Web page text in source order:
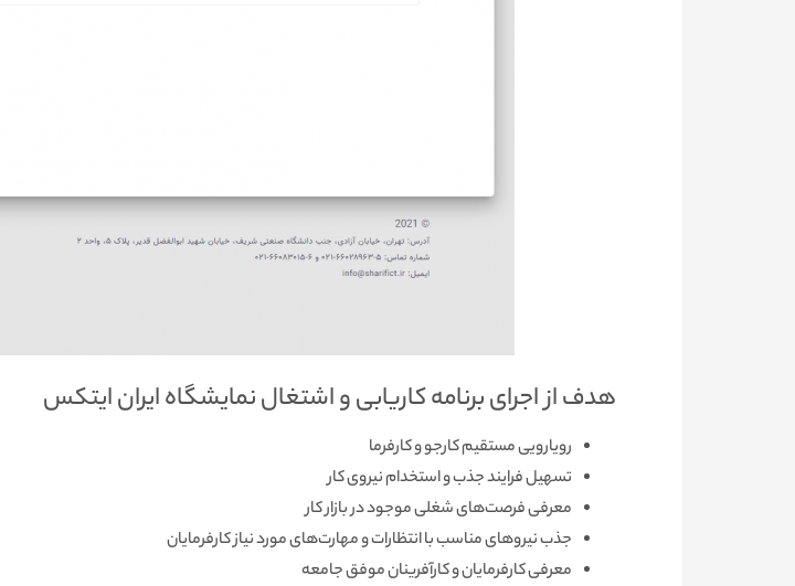
هدف از اجرای برنامه کاریابی و اشتغال نمایشگاه ایران ایتکس
رویارویی مستقیم کارجو و کارفرما
تسهیل فرایند جذب و استخدام نیروی کار
معرفی فرصت‌های شغلی موجود در بازار کار
جذب نیروهای مناسب با انتظارات و مهارت‌های مورد نیاز کارفرمایان
معرفی کارفرمایان و کارآفرینان موفق جامعه